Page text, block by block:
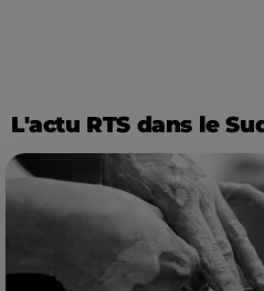
L'actu RTS dans le